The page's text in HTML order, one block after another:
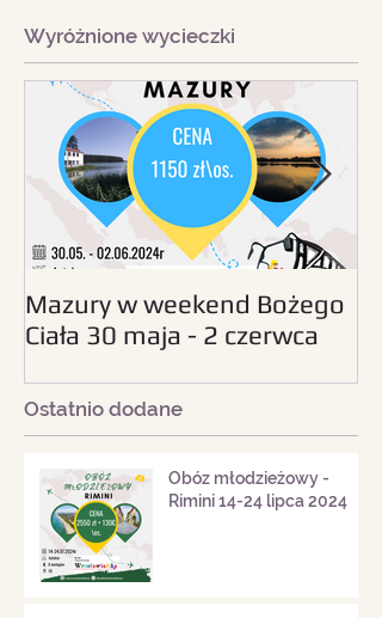
Wyróżnione wycieczki
Mazury w weekend Bożego
Ciała 30 maja - 2 czerwca
Ostatnio dodane
Obóz młodzieżowy -
Rimini 14-24 lipca 2024